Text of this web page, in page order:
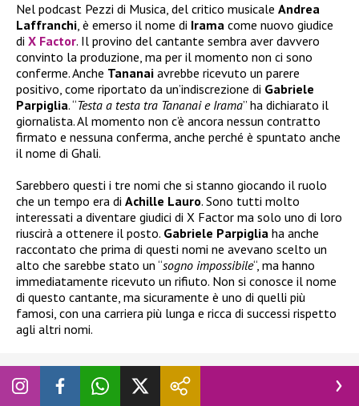
Nel podcast Pezzi di Musica, del critico musicale Andrea
Laffranchi, è emerso il nome di Irama come nuovo giudice
di X Factor. Il provino del cantante sembra aver davvero
convinto la produzione, ma per il momento non ci sono
conferme. Anche Tananai avrebbe ricevuto un parere
positivo, come riportato da un’indiscrezione di Gabriele
Parpiglia. “Testa a testa tra Tananai e Irama” ha dichiarato il
giornalista. Al momento non c’è ancora nessun contratto
firmato e nessuna conferma, anche perché è spuntato anche
il nome di Ghali.
Sarebbero questi i tre nomi che si stanno giocando il ruolo
che un tempo era di Achille Lauro. Sono tutti molto
interessati a diventare giudici di X Factor ma solo uno di loro
riuscirà a ottenere il posto. Gabriele Parpiglia ha anche
raccontato che prima di questi nomi ne avevano scelto un
alto che sarebbe stato un “sogno impossibile“, ma hanno
immediatamente ricevuto un rifiuto. Non si conosce il nome
di questo cantante, ma sicuramente è uno di quelli più
famosi, con una carriera più lunga e ricca di successi rispetto
agli altri nomi.